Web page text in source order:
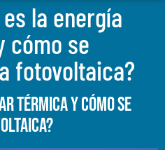
es la energía
cómo se
fotovoltaica?
térmica y cómo se